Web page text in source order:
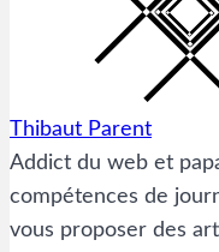
Thibaut Parent
Addict du web et
compétences de
vous proposer des